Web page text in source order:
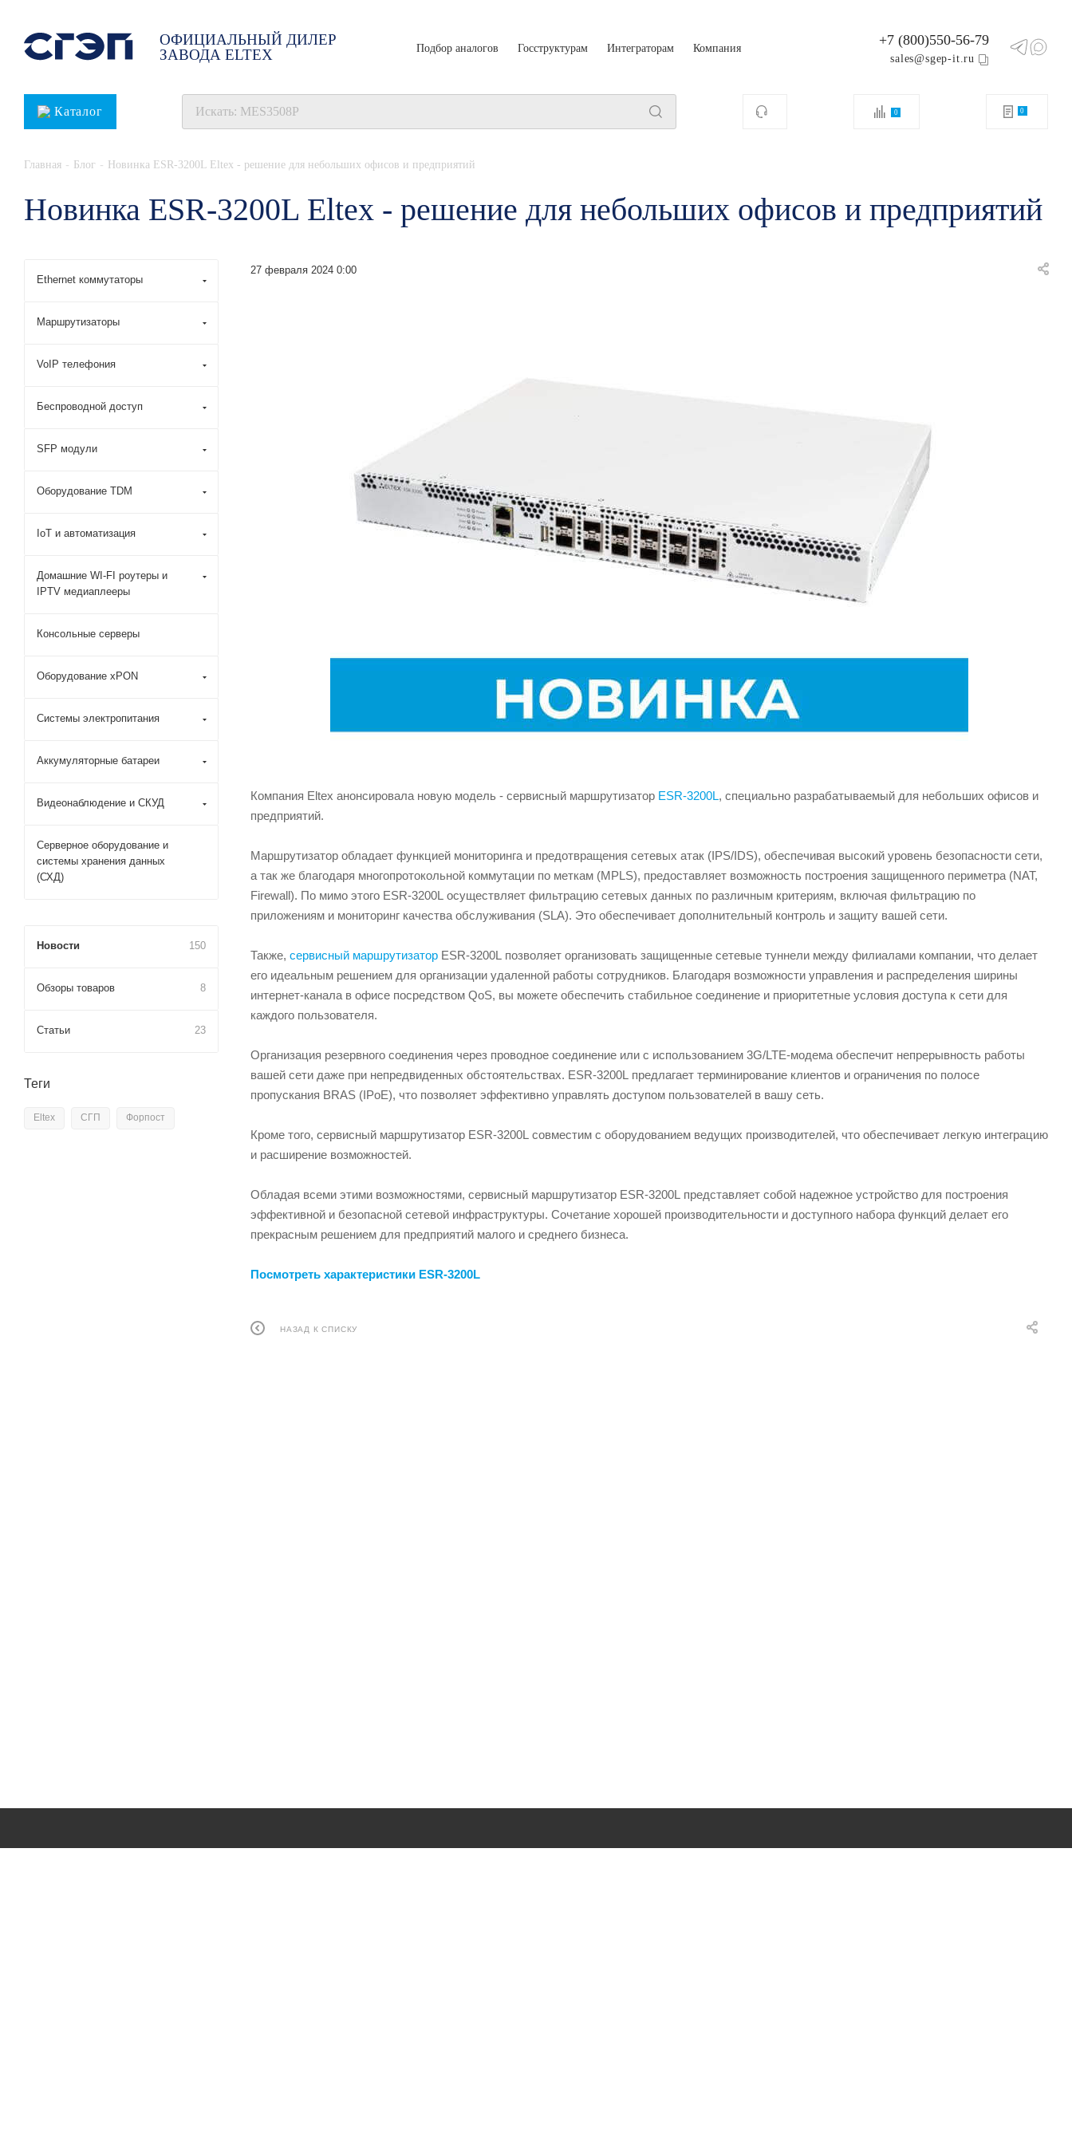
ОФИЦИАЛЬНЫЙ ДИЛЕР
ЗАВОДА ELTEX
Подбор аналогов Госструктурам Интеграторам Компания +7 (800)550-56-79
sales@sgep-it.ru
Каталог 0 0
Главная - Блог - Новинка ESR-3200L Eltex - решение для небольших офисов и предприятий
Новинка ESR-3200L Eltex - решение для небольших офисов и предприятий
27 февраля 2024 0:00
Компания Eltex анонсировала новую модель - сервисный маршрутизатор ESR-3200L, специально разрабатываемый для небольших офисов и
предприятий.
Маршрутизатор обладает функцией мониторинга и предотвращения сетевых атак (IPS/IDS), обеспечивая высокий уровень безопасности сети,
а так же благодаря многопротокольной коммутации по меткам (MPLS), предоставляет возможность построения защищенного периметра (NAT,
Firewall). По мимо этого ESR-3200L осуществляет фильтрацию сетевых данных по различным критериям, включая фильтрацию по
приложениям и мониторинг качества обслуживания (SLA). Это обеспечивает дополнительный контроль и защиту вашей сети.
Также, сервисный маршрутизатор ESR-3200L позволяет организовать защищенные сетевые туннели между филиалами компании, что делает
его идеальным решением для организации удаленной работы сотрудников. Благодаря возможности управления и распределения ширины
интернет-канала в офисе посредством QoS, вы можете обеспечить стабильное соединение и приоритетные условия доступа к сети для
каждого пользователя.
Организация резервного соединения через проводное соединение или с использованием 3G/LTE-модема обеспечит непрерывность работы
вашей сети даже при непредвиденных обстоятельствах. ESR-3200L предлагает терминирование клиентов и ограничения по полосе
пропускания BRAS (IPoE), что позволяет эффективно управлять доступом пользователей в вашу сеть.
Кроме того, сервисный маршрутизатор ESR-3200L совместим с оборудованием ведущих производителей, что обеспечивает легкую интеграцию
и расширение возможностей.
Обладая всеми этими возможностями, сервисный маршрутизатор ESR-3200L представляет собой надежное устройство для построения
эффективной и безопасной сетевой инфраструктуры. Сочетание хорошей производительности и доступного набора функций делает его
прекрасным решением для предприятий малого и среднего бизнеса.
Посмотреть характеристики ESR-3200L
НАЗАД К СПИСКУ
Ethernet коммутаторы
Маршрутизаторы
VoIP телефония
Беспроводной доступ
SFP модули
Оборудование TDM
IoT и автоматизация
Домашние WI-FI роутеры и
IPTV медиаплееры
Консольные серверы
Оборудование xPON
Системы электропитания
Аккумуляторные батареи
Видеонаблюдение и СКУД
Серверное оборудование и
системы хранения данных
(СХД)
Новости 150
Обзоры товаров 8
Статьи 23
Теги
Eltex СГП Форпост